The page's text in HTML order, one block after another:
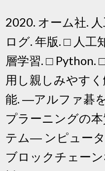
2020. オーム社.
ログ. 年版. □ 人工
層学習. □ Python.
用し親しみやす
能. ―アルファ碁
プラーニングの
テム― ンピュー
ブロックチェー